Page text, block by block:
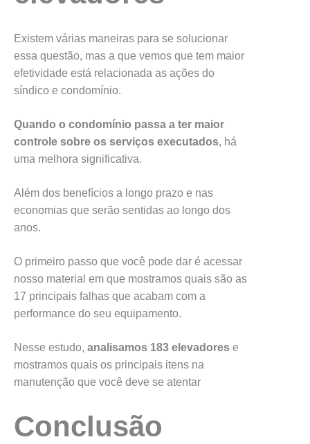
Existem várias maneiras para se solucionar
essa questão, mas a que vemos que tem maior
efetividade está relacionada as ações do
síndico e condomínio.
Quando o condomínio passa a ter maior
controle sobre os serviços executados, há
uma melhora significativa.
Além dos benefícios a longo prazo e nas
economias que serão sentidas ao longo dos
anos.
O primeiro passo que você pode dar é acessar
nosso material em que mostramos quais são as
17 principais falhas que acabam com a
performance do seu equipamento.
Nesse estudo, analisamos 183 elevadores e
mostramos quais os principais itens na
manutenção que você deve se atentar
Conclusão